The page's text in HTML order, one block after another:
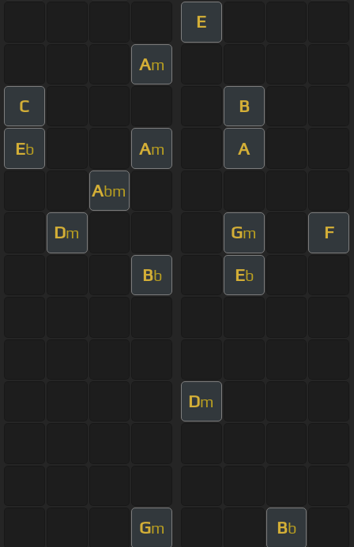
E
Am
C B
Eb Am A
Abm
Dm Gm F
Bb Eb
Dm
Gm Bb